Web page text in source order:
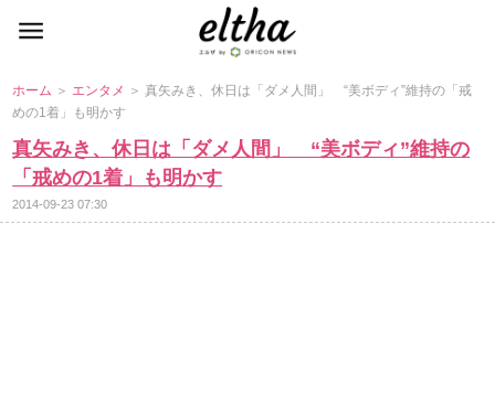
ホーム ＞ エンタメ ＞ 真矢みき、休日は「ダメ人間」 “美ボディ”維持の「戒
めの1着」も明かす
真矢みき、休日は「ダメ人間」 “美ボディ”維持の
「戒めの1着」も明かす
2014-09-23 07:30